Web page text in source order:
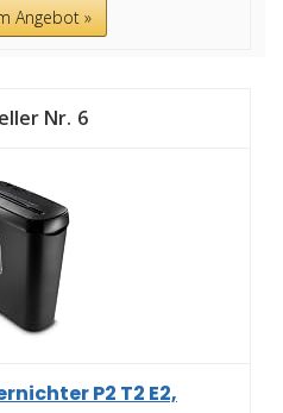
Angebot »
6
P2 T2 E2,